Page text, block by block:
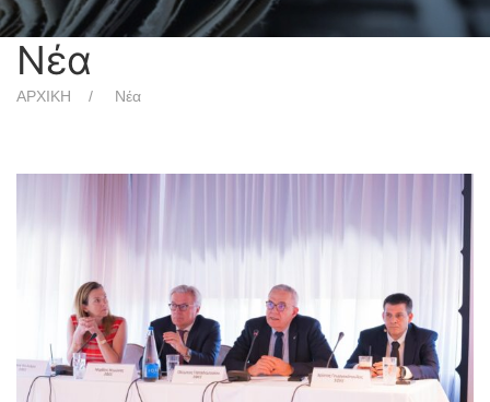
Νέα
ΑΡΧΙΚΗ Νέα